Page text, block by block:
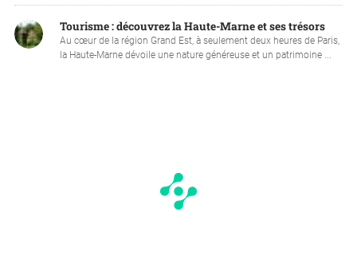
Tourisme : découvrez la Haute-Marne et ses trésors
Au cœur de la région Grand Est, à seulement deux heures de Paris,
la Haute-Marne dévoile une nature généreuse et un patrimoine ...